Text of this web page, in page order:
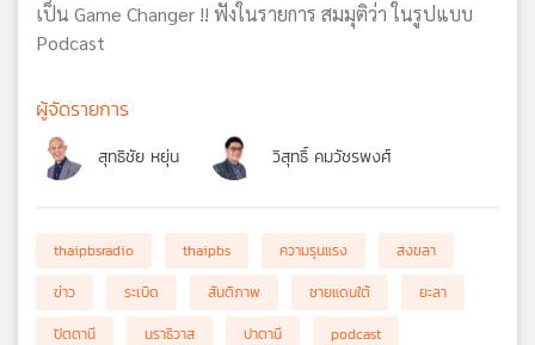
เป็น Game Changer !! ฟังในรายการ สมมุติว่า ในรูปแบบ
Podcast
ผู้จัดรายการ
สุทธิชัย หยุ่น วิสุทธิ์ คมวัชรพงศ์
thaipbsradio thaipbs ความรุนแรง
สงขลา
ข่าว
ระเบิด สันติภาพ ชายแดนใต้
ยะลา
ปัตตานี
นราธิวาส ปาตานี
podcast